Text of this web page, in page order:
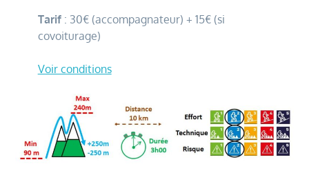
Tarif: 30€ (accompagnateur) + 15€ (si
covoiturage)
Voir conditions